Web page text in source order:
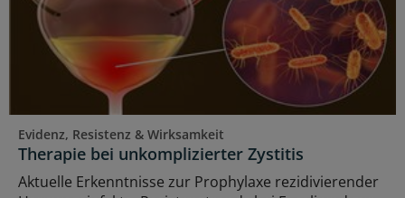
Evidenz, Resistenz & Wirksamkeit
Therapie bei unkomplizierter Zystitis
Aktuelle Erkenntnisse zur Prophylaxe rezidivierender